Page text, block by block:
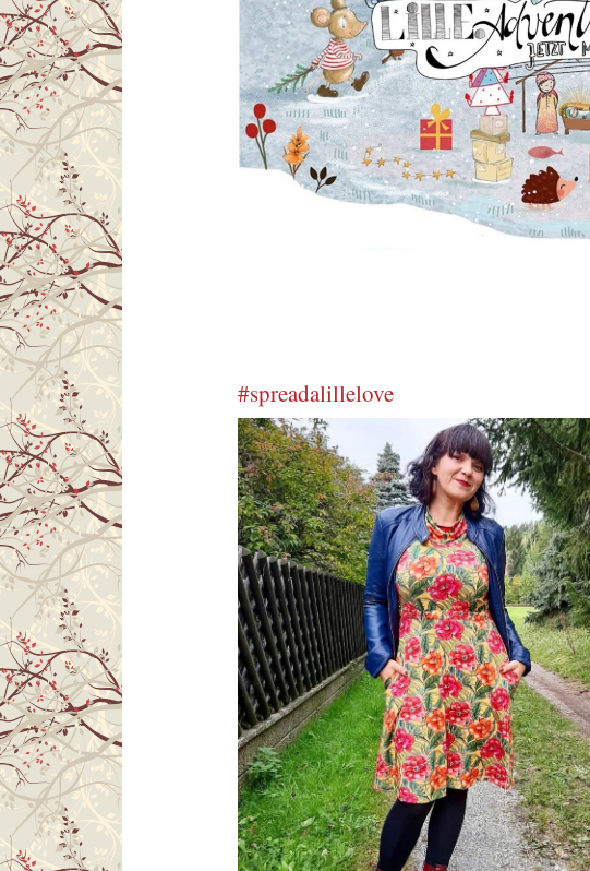
#spreadalillelove